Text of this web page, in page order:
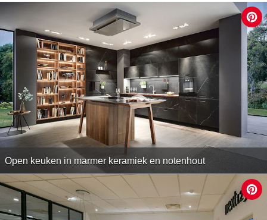
Open keuken in marmer keramiek en notenhout